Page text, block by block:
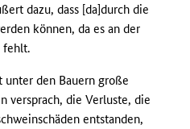
dazu, dass [da]durch die
können, da es an der
fehlt.
den Bauern große
versprach, die Verluste, die
entstanden,